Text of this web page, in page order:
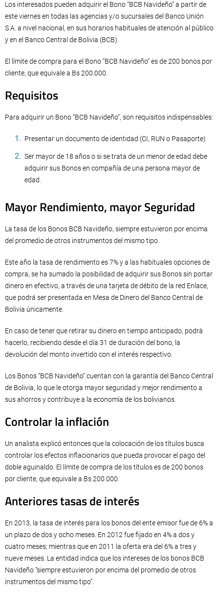
Los interesados pueden adquirir el Bono “BCB Navideño” a partir de
este viernes en todas las agencias y/o sucursales del Banco Unión
S.A. a nivel nacional, en sus horarios habituales de atención al público
y en el Banco Central de Bolivia (BCB).
El límite de compra para el Bono “BCB Navideño” es de 200 bonos por
cliente, que equivale a Bs 200.000.
Requisitos
Para adquirir un Bono “BCB Navideño”, son requisitos indispensables:
Presentar un documento de identidad (CI, RUN o Pasaporte)
Ser mayor de 18 años o si se trata de un menor de edad debe
adquirir sus Bonos en compañía de una persona mayor de
edad.
Mayor Rendimiento, mayor Seguridad
La tasa de los Bonos BCB Navideño, siempre estuvieron por encima
del promedio de otros instrumentos del mismo tipo.
Este año la tasa de rendimiento es 7% y a las habituales opciones de
compra, se ha sumado la posibilidad de adquirir sus Bonos sin portar
dinero en efectivo, a través de una tarjeta de débito de la red Enlace,
que podrá ser presentada en Mesa de Dinero del Banco Central de
Bolivia únicamente.
En caso de tener que retirar su dinero en tiempo anticipado, podrá
hacerlo, recibiendo desde el día 31 de duración del bono, la
devolución del monto invertido con el interés respectivo.
Los Bonos “BCB Navideño” cuentan con la garantía del Banco Central
de Bolivia, lo que le otorga mayor seguridad y mejor rendimiento a
sus ahorros y contribuye a la economía de los bolivianos.
Controlar la inflación
Un analista explicó entonces que la colocación de los títulos busca
controlar los efectos inflacionarios que pueda provocar el pago del
doble aguinaldo. El límite de compra de los títulos es de 200 bonos
por cliente, que equivale a Bs 200.000.
Anteriores tasas de interés
En 2013, la tasa de interés para los bonos del ente emisor fue de 6% a
un plazo de dos y ocho meses. En 2012 fue fijado en 4% a dos y
cuatro meses; mientras que en 2011 la oferta era del 6% a tres y
nueve meses. La entidad indica que los intereses de los bonos BCB
Navideño “siempre estuvieron por encima del promedio de otros
instrumentos del mismo tipo”.